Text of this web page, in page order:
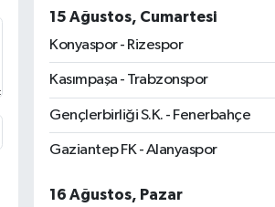
15 Ağustos, Cumartesi
Konyaspor - Rizespor
Kasımpaşa - Trabzonspor
Gençlerbirliği S.K. - Fenerbahçe
Gaziantep FK - Alanyaspor
16 Ağustos, Pazar